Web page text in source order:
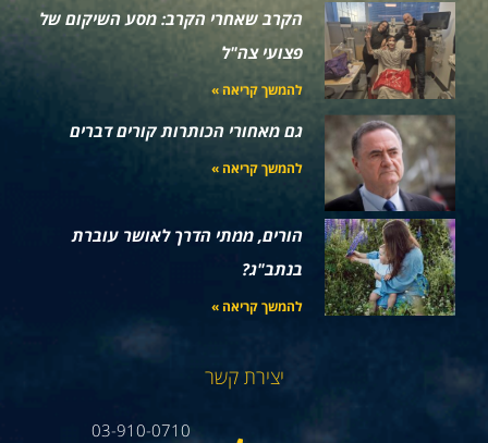
הקרב שאחרי הקרב: מסע השיקום של
פצועי צה"ל
להמשך קריאה »
גם מאחורי הכותרות קורים דברים
להמשך קריאה »
הורים, ממתי הדרך לאושר עוברת
בנתב"ג?
להמשך קריאה »
יצירת קשר
03-910-0710